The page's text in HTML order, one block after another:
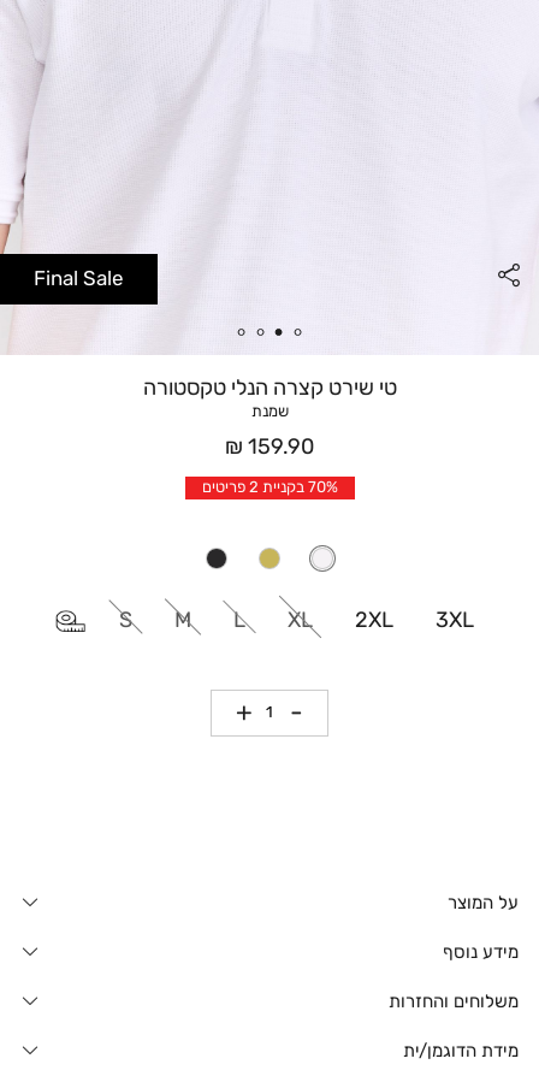
טי שירט קצרה הנלי טקסטורה
שמנת
מחיר
אחרי
הנחה
159.90 ₪
70% בקניית 2 פריטים
S M L XL 2XL 3XL
כמות
על המוצר
מידע נוסף
משלוחים והחזרות
מידת הדוגמן/ית
Final Sale